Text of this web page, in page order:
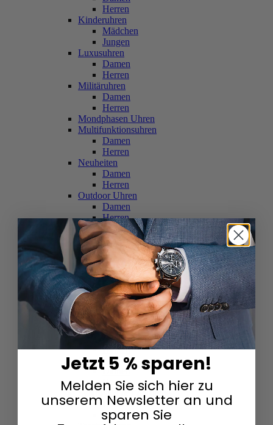
Herren
Kinderuhren
Mädchen
Jungen
Luxusuhren
Damen
Herren
Militäruhren
Damen
Herren
Mondphasen Uhren
Multifunktionsuhren
Damen
Herren
Neuheiten
Damen
Herren
Outdoor Uhren
Damen
Herren
Schweizer Uhren
Damen
Herren
Skelettuhren
Damen
Herren
Smartwatches
Damen
Herren
Solaruhren
Herren
Damen
Sportuhren
Damen
Herren
Swarovski & Edelsteine
Damen
Herren
Jetzt 5 % sparen!
Melden Sie sich hier zu
unserem Newsletter an und
sparen Sie